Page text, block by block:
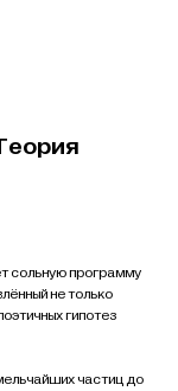
сольную программу
не только
гипотез
частиц до